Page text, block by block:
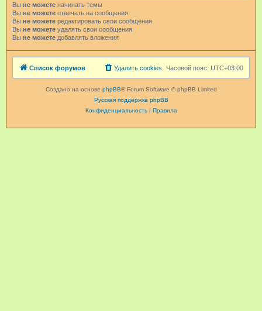
Вы не можете начинать темы
Вы не можете отвечать на сообщения
Вы не можете редактировать свои сообщения
Вы не можете удалять свои сообщения
Вы не можете добавлять вложения
Список форумов Часовой пояс: UTC+03:00
Удалить cookies
Создано на основе phpBB® Forum Software © phpBB Limited
Русская поддержка phpBB
Конфиденциальность| Правила